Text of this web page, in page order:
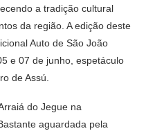
a tradição cultural
da região. A edição deste
Auto de São João
e 07 de junho, espetáculo
de Assú.
do Jegue na
aguardada pela